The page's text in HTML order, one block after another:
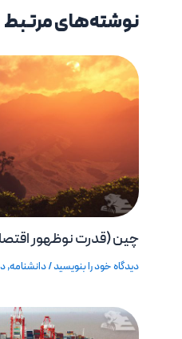
نوشته‌های مرتبط
چین (قدرت نوظهور
دیدگاه‌ خود را بنویسید/دانشنامه,